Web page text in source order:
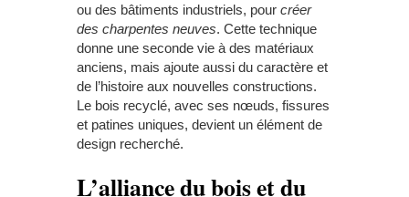
ou des bâtiments industriels, pour créer
des charpentes neuves. Cette technique
donne une seconde vie à des matériaux
anciens, mais ajoute aussi du caractère et
de l’histoire aux nouvelles constructions.
Le bois recyclé, avec ses nœuds, fissures
et patines uniques, devient un élément de
design recherché.
L’alliance du bois et du